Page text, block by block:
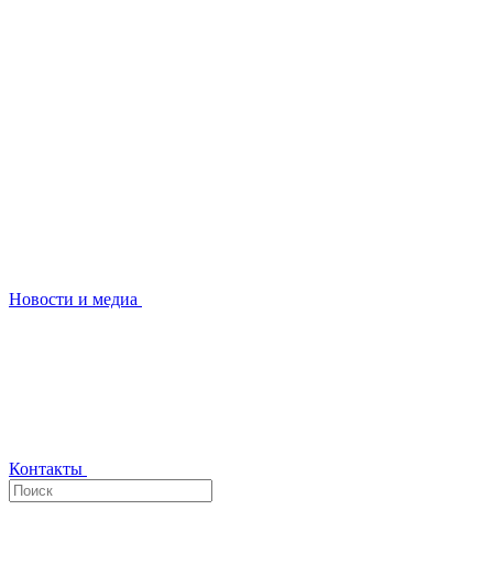
Новости и медиа
Контакты